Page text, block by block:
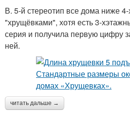
В. 5-й стереотип все дома ниже 4-
"хрущёвками", хотя есть 3-
серия и получила первую цифру
ней.
читать дальше →